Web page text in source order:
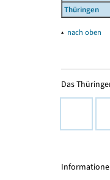
Thüringen
▴ nach oben
Das